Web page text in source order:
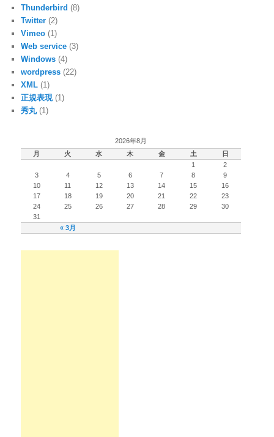
Thunderbird (8)
Twitter (2)
Vimeo (1)
Web service (3)
Windows (4)
wordpress (22)
XML (1)
正規表現 (1)
秀丸(1)
2026年8月
月
火 水 木 金 土 日
« 3月
1
2
3
4 5 6 7 8
9
10
11 12 13 14 15
16
17
18 19 20 21 22
23
24
25 26 27 28 29
30
31